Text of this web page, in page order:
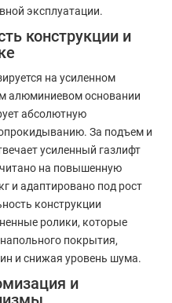
эксплуатации.
конструкции и
на усиленном
алюминиевом основании
абсолютную
За подъем и
усиленный газлифт
на повышенную
и адаптировано под рост
конструкции
ролики, которые
покрытия,
и снижая уровень шума.
и